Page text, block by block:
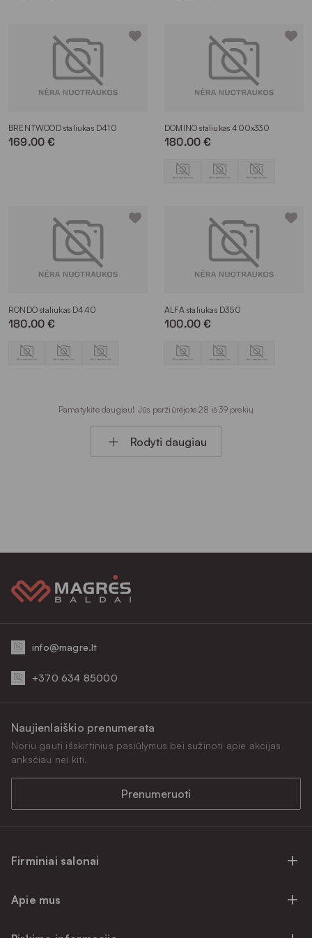
BRENTWOOD staliukas D410
169.00 €
DOMINO staliukas 400x330
180.00 €
RONDO staliukas D440
180.00 €
ALFA staliukas D350
100.00 €
Pamatykite daugiau! Jūs peržiūrėjote 28 iš 39 prekių
Rodyti daugiau
info@magre.lt
+370 634 85000
Firminiai salonai
Firminiai salonai Klaipėdoje
Apie mus
Naujienlaiškio prenumerata
Noriu gauti išskirtinius pasiūlymus bei sužinoti apie akcijas
anksčiau nei kiti.
Prenumeruoti